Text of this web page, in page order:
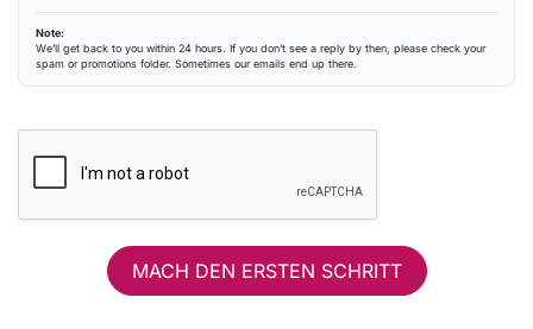
Note:
We’ll get back to you within 24 hours. If you don’t see a reply by then, please check your
spam or promotions folder. Sometimes our emails end up there.
MACH DEN ERSTEN SCHRITT